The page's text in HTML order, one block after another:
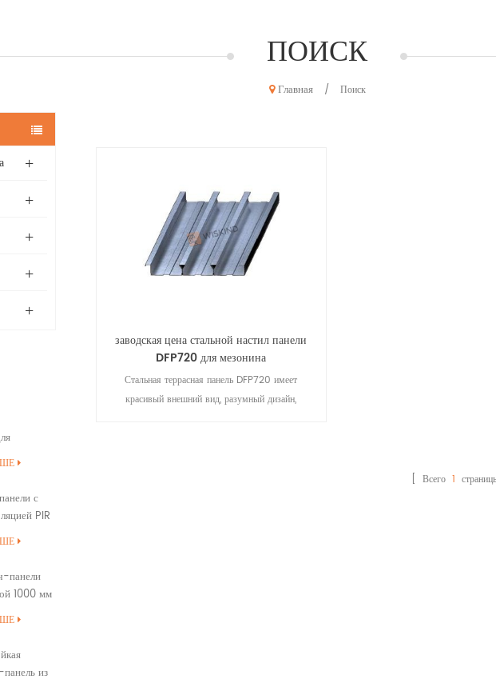
ПОИСК
Главная / Поиск
с
с
PIR
панели
1000 мм
из
заводская цена стальной настил панели
DFP720 для мезонина
Стальная террасная панель DFP720 имеет
красивый внешний вид, разумный дизайн,
[ Всего1